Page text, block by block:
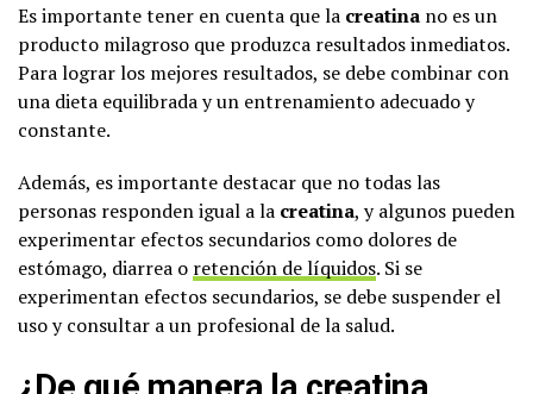
Es importante tener en cuenta que la creatina no es un
producto milagroso que produzca resultados inmediatos.
Para lograr los mejores resultados, se debe combinar con
una dieta equilibrada y un entrenamiento adecuado y
constante.
Además, es importante destacar que no todas las
personas responden igual a la creatina, y algunos pueden
experimentar efectos secundarios como dolores de
estómago, diarrea o retención de líquidos. Si se
experimentan efectos secundarios, se debe suspender el
uso y consultar a un profesional de la salud.